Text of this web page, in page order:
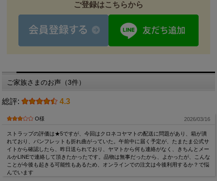
ご登録はこちらから
ご家族さまのお声（3件）
総評: 4.3
O様 2026/03/16
ストラップの評価は★5ですが、今回はクロネコヤマトの配送に問題があり、箱が潰
れており、パンフレットも折れ曲がっていた。午前中に届く予定が、たまたま公式サ
イトから確認したら、昨日送られており、ヤマトから何も連絡がなく、きちんとメー
ルかLINEで連絡して頂きたかったです。品物は無事だったから、よかったが、こんな
ことが今後も起きる可能性もあるため、オンラインでの注文は今後利用するか？で悩
んでいます